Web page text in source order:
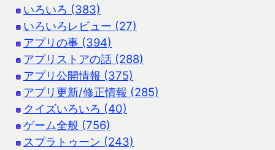
いろいろ (383)
いろいろレビュー (27)
アプリの事 (394)
アプリストアの話 (288)
アプリ公開情報 (375)
アプリ更新/修正情報 (285)
クイズいろいろ (40)
ゲーム全般 (756)
スプラトゥーン (243)